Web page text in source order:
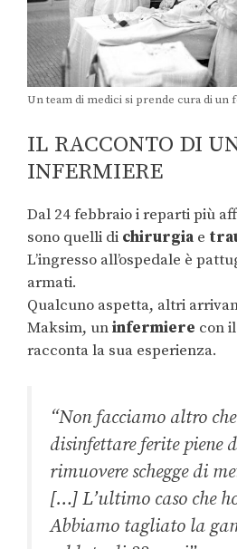
Un team di medici si prende cura di un
IL RACCONTO DI
INFERMIERE
Dal 24 febbraio i reparti più
sono quelli di chirurgia e
L’ingresso all’ospedale è
armati.
Qualcuno aspetta, altri
Maksim, uninfermiere con
racconta la sua esperienza.
“Non facciamo altro
disinfettare ferite piene
rimuovere schegge di
[…] L’ultimo caso che
Abbiamo tagliato la